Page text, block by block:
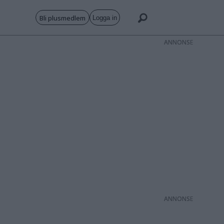
Bli plusmedlem Logga in
ANNONS
ANNONS